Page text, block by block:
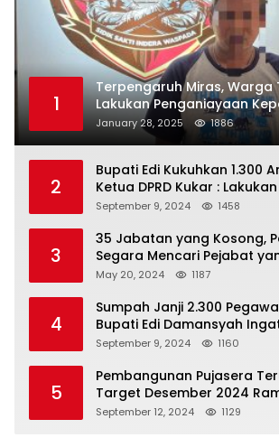
1
Terpengaruh Miras, Warga
Lakukan Penganiayaan
Sendiri
January 28, 2025 1886
2
Bupati Edi Kukuhkan 1.300
Ketua DPRD Kukar :
Dengan Baik Untuk Wujudkan
September 9, 2024 1458
3
35 Jabatan yang Kosong,
Segara Mencari Pejabat
May 20, 2024 1187
4
Sumpah Janji 2.300
Bupati Edi Damansyah
Tanggung Jawab Baru
September 9, 2024 1160
5
Pembangunan Pujasera
Target Desember 2024
September 12, 2024 1129